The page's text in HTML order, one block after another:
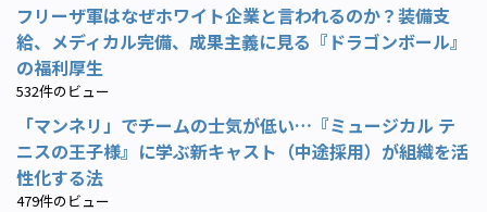
フリーザ軍はなぜホワイト企業と言われるのか？装備支
給、メディカル完備、成果主義に見る『ドラゴンボール』
の福利厚生
532件のビュー
「マンネリ」でチームの士気が低い…『ミュージカル テ
ニスの王子様』に学ぶ新キャスト（中途採用）が組織を活
性化する法
479件のビュー